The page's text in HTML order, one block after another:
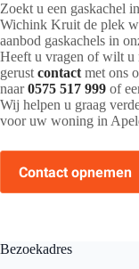
Zoekt u een gaskachel
Wichink Kruit de plek
aanbod gaskachels in
Heeft u vragen of wilt u
gerust contact met ons
naar0575 517 999 of
Wij helpen u graag
voor uw woning in
Contact opnemen
Bezoekadres